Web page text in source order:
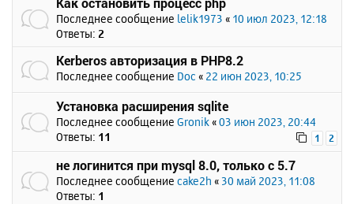
Последнее сообщение lelik1973 « 10 июл 2023, 12:18
Ответы: 2
Kerberos авторизация в PHP8.2
Последнее сообщение Doc « 22 июн 2023, 10:25
Установка расширения sqlite
Последнее сообщение Gronik «03 июн 2023, 20:44
Ответы: 11 1 2
не логинится при mysql 8.0, только с 5.7
Последнее сообщение cake2h « 30 май 2023, 11:08
Ответы: 1